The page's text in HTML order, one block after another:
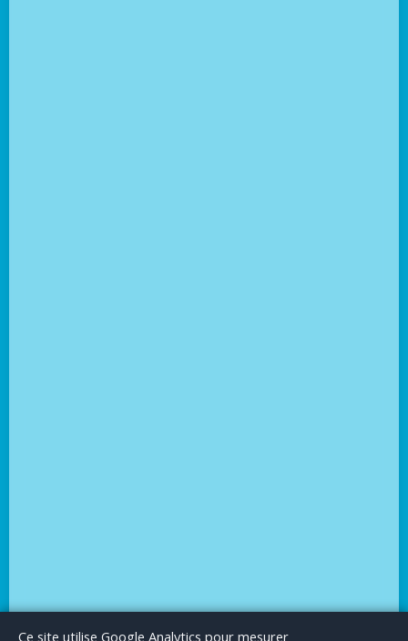
Le BlogPublicité Articles invitésMentions Légales
Ce site utilise Google Analytics pour mesurer